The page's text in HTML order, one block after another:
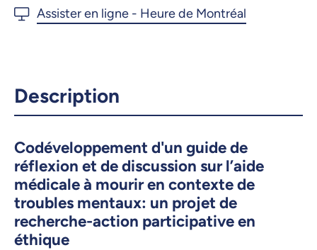
Description
Codéveloppement d'un guide de
réflexion et de discussion sur l’aide
médicale à mourir en contexte de
troubles mentaux: un projet de
recherche-action participative en
éthique